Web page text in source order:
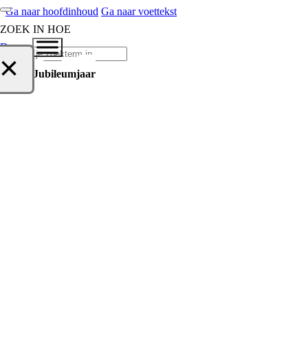
Ga naar hoofdinhoud Ga naar voettekst
ZOEK IN HOE
Zoeken
×
Doneer
Home Jubileumjaar